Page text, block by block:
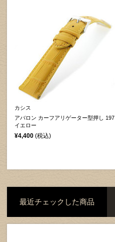
カシス
アバロン カーフアリゲーター型押し 197
イエロー
¥4,400 (税込)
最近チェックした商品